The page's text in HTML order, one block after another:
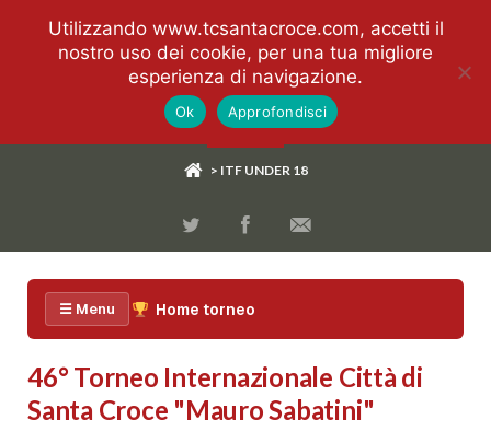
> ITF UNDER 18
☰ Menu Home torneo
46° Torneo Internazionale Città di
Santa Croce "Mauro Sabatini"
Utilizzando www.tcsantacroce.com, accetti il
nostro uso dei cookie, per una tua migliore
esperienza di navigazione.
Ok Approfondisci